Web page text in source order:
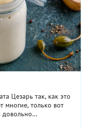
Цезарь так, как это
многие, только вот
довольно
...